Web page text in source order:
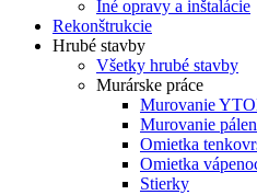
Iné opravy a inštalácie
Rekonštrukcie
Hrubé stavby
Všetky hrubé stavby
Murárske práce
Murovanie
Murovanie
Omietka
Omietka
Stierky